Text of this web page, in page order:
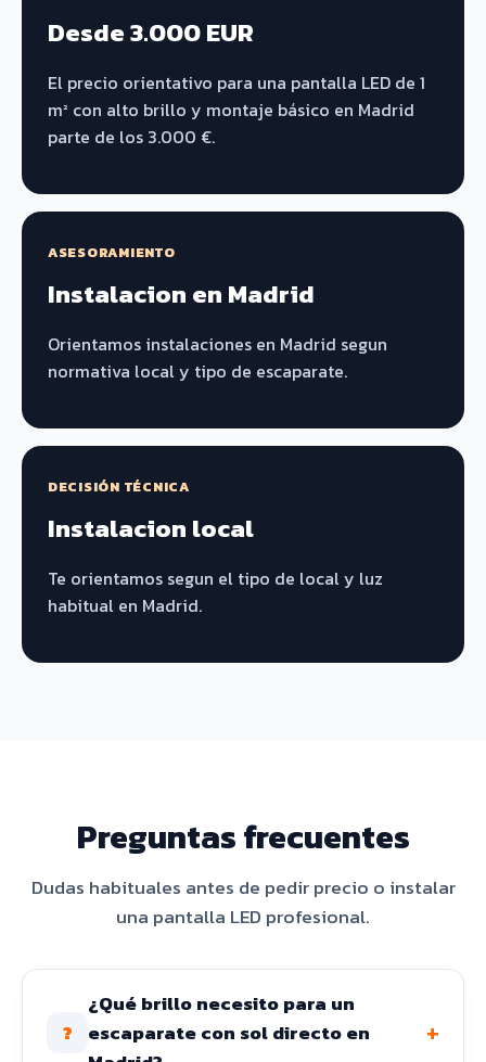
Desde 3.000 EUR
El precio orientativo para una pantalla LED de 1
m² con alto brillo y montaje básico en Madrid
parte de los 3.000 €.
ASESORAMIENTO
Instalacion en Madrid
Orientamos instalaciones en Madrid segun
normativa local y tipo de escaparate.
DECISIÓN TÉCNICA
Instalacion local
Te orientamos segun el tipo de local y luz
habitual en Madrid.
Preguntas frecuentes
Dudas habituales antes de pedir precio o instalar
una pantalla LED profesional.
?
¿Qué brillo necesito para un
escaparate con sol directo en
+